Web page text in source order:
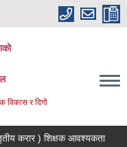
विकास र दिगो
( प्रा. वि तृतीय करार ) शिक्षक आवश्यकता